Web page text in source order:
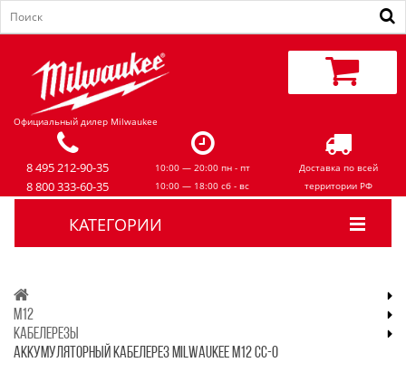
Официальный дилер Milwaukee
8 495 212-90-35
8 800 333-60-35
10:00 — 20:00 пн - пт
10:00 — 18:00 сб - вс
Доставка по всей
территории РФ
КАТЕГОРИИ
M12
КАБЕЛЕРЕЗЫ
АККУМУЛЯТОРНЫЙ КАБЕЛЕРЕЗ MILWAUKEE M12 CC-0